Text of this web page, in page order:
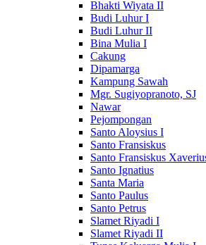
Bhakti Wiyata II
Budi Luhur I
Budi Luhur II
Bina Mulia I
Cakung
Dipamarga
Kampung Sawah
Mgr. Sugiyopranoto, SJ
Nawar
Pejompongan
Santo Aloysius I
Santo Fransiskus
Santo Fransiskus
Santo Ignatius
Santa Maria
Santo Paulus
Santo Petrus
Slamet Riyadi I
Slamet Riyadi II